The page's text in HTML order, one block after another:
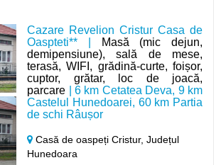
Cazare Revelion Cristur Casa de
Oaspteti** |
Masă (mic dejun,
demipensiune), sală de mese,
terasă, WIFI, grădină-curte, foișor,
cuptor, grătar, loc de joacă,
parcare | 6 km Cetatea Deva, 9 km
Castelul Hunedoarei, 60 km Partia
de schi Râușor
Casă de oaspeți Cristur,Județul
Hunedoara